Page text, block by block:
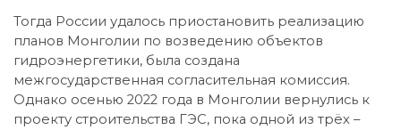
Тогда России удалось приостановить реализацию
планов Монголии по возведению объектов
гидроэнергетики, была создана
межгосударственная согласительная комиссия.
Однако осенью 2022 года в Монголии вернулись к
проекту строительства ГЭС, пока одной из трёх –